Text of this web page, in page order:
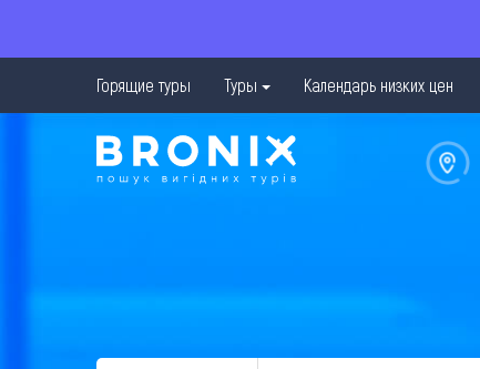
Горящие туры Туры Календарь низких цен